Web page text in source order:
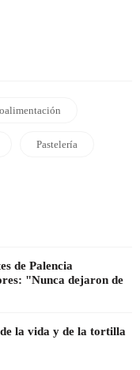
Pastelería
de Palencia
"Nunca dejaron de
la vida y de la tortilla